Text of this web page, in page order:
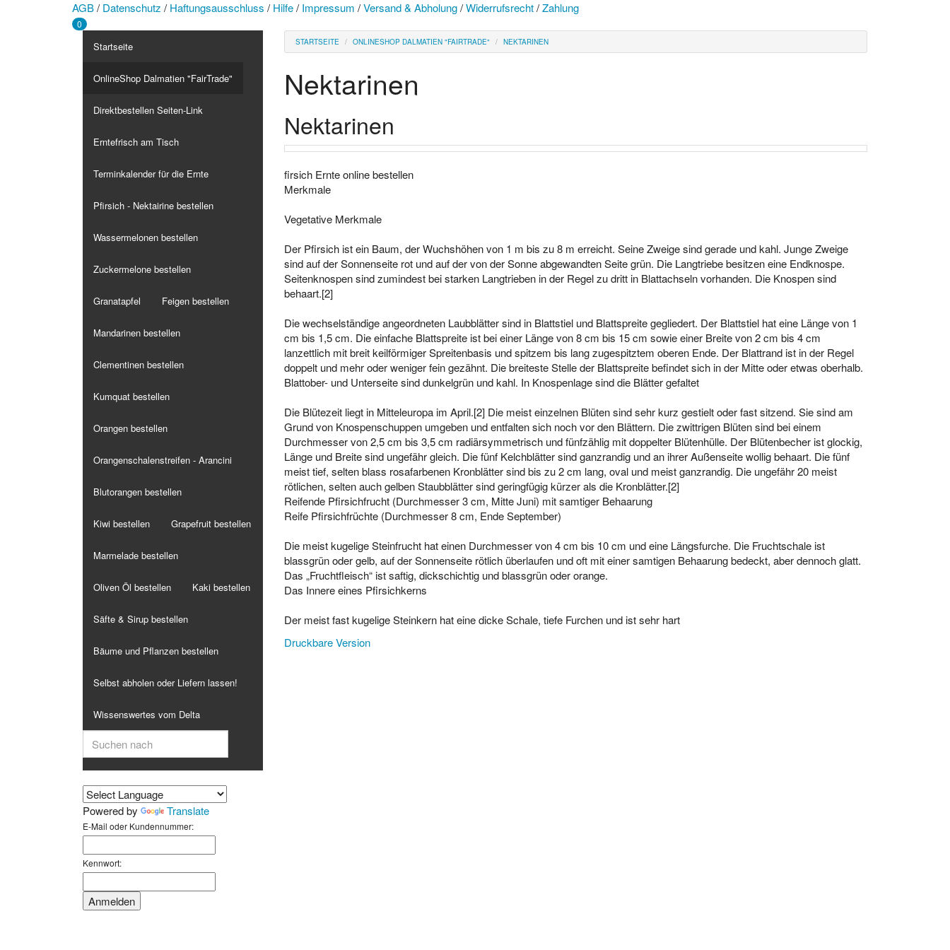
AGB/ Datenschutz / Haftungsausschluss / Hilfe/ Impressum /Versand & Abholung/Widerrufsrecht/Zahlung
0
Startseite
OnlineShop Dalmatien "FairTrade"
Direktbestellen Seiten-Link
Erntefrisch am Tisch
Terminkalender für die Ernte
Pfirsich - Nektairine bestellen
Wassermelonen bestellen
Zuckermelone bestellen
Granatapfel Feigen bestellen
Mandarinen bestellen
Clementinen bestellen
Kumquat bestellen
Orangen bestellen
Orangenschalenstreifen - Arancini
Blutorangen bestellen
Kiwi bestellen Grapefruit bestellen
Marmelade bestellen
Oliven Öl bestellen Kaki bestellen
Säfte & Sirup bestellen
Bäume und Pflanzen bestellen
Selbst abholen oder Liefern lassen!
Wissenswertes vom Delta
Powered by Translate
E-Mail oder Kundennummer:
Kennwort:
STARTSEITE ONLINESHOP DALMATIEN "FAIRTRADE" NEKTARINEN
Nektarinen
Nektarinen
firsich Ernte online bestellen
Merkmale
Vegetative Merkmale
Der Pfirsich ist ein Baum, der Wuchshöhen von 1 m bis zu 8 m erreicht. Seine Zweige sind gerade und kahl. Junge Zweige
sind auf der Sonnenseite rot und auf der von der Sonne abgewandten Seite grün. Die Langtriebe besitzen eine Endknospe.
Seitenknospen sind zumindest bei starken Langtrieben in der Regel zu dritt in Blattachseln vorhanden. Die Knospen sind
behaart.[2]
Die wechselständige angeordneten Laubblätter sind in Blattstiel und Blattspreite gegliedert. Der Blattstiel hat eine Länge von 1
cm bis 1,5 cm. Die einfache Blattspreite ist bei einer Länge von 8 cm bis 15 cm sowie einer Breite von 2 cm bis 4 cm
lanzettlich mit breit keilförmiger Spreitenbasis und spitzem bis lang zugespitztem oberen Ende. Der Blattrand ist in der Regel
doppelt und mehr oder weniger fein gezähnt. Die breiteste Stelle der Blattspreite befindet sich in der Mitte oder etwas oberhalb.
Blattober- und Unterseite sind dunkelgrün und kahl. In Knospenlage sind die Blätter gefaltet
Die Blütezeit liegt in Mitteleuropa im April.[2] Die meist einzelnen Blüten sind sehr kurz gestielt oder fast sitzend. Sie sind am
Grund von Knospenschuppen umgeben und entfalten sich noch vor den Blättern. Die zwittrigen Blüten sind bei einem
Durchmesser von 2,5 cm bis 3,5 cm radiärsymmetrisch und fünfzählig mit doppelter Blütenhülle. Der Blütenbecher ist glockig,
Länge und Breite sind ungefähr gleich. Die fünf Kelchblätter sind ganzrandig und an ihrer Außenseite wollig behaart. Die fünf
meist tief, selten blass rosafarbenen Kronblätter sind bis zu 2 cm lang, oval und meist ganzrandig. Die ungefähr 20 meist
rötlichen, selten auch gelben Staubblätter sind geringfügig kürzer als die Kronblätter.[2]
Reifende Pfirsichfrucht (Durchmesser 3 cm, Mitte Juni) mit samtiger Behaarung
Reife Pfirsichfrüchte (Durchmesser 8 cm, Ende September)
Die meist kugelige Steinfrucht hat einen Durchmesser von 4 cm bis 10 cm und eine Längsfurche. Die Fruchtschale ist
blassgrün oder gelb, auf der Sonnenseite rötlich überlaufen und oft mit einer samtigen Behaarung bedeckt, aber dennoch glatt.
Das „Fruchtfleisch“ ist saftig, dickschichtig und blassgrün oder orange.
Das Innere eines Pfirsichkerns
Der meist fast kugelige Steinkern hat eine dicke Schale, tiefe Furchen und ist sehr hart
Druckbare Version